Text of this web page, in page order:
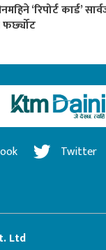
‘रिपोर्ट कार्ड’
Twitter
Ltd